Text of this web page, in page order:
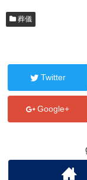
葬儀
Twitter
Google+